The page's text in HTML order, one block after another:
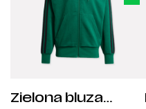
Zielona bluza